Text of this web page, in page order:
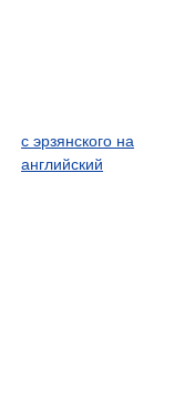
с эрзянского на
английский